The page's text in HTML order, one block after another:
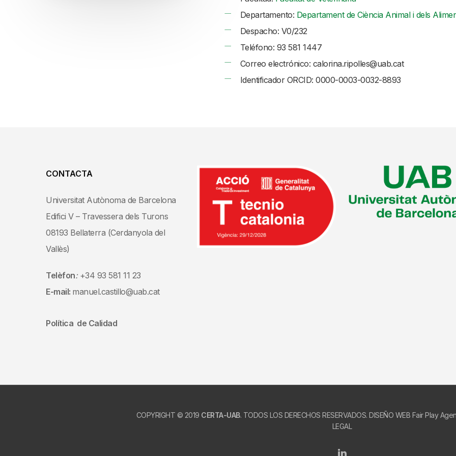
Departamento: Departament de Ciència Animal i dels
Despacho: V0/232
Teléfono: 93 581 1447
Correo electrónico: calorina.ripolles@uab.cat
Identificador ORCID: 0000-0003-0032-8893
CONTACTA
Universitat Autònoma de Barcelona
Edifici V – Travessera dels Turons
08193 Bellaterra (Cerdanyola del
Vallès)
Telèfon:+34 93 581 11 23
E-mail: manuel.castillo@uab.cat
Política de Calidad
COPYRIGHT © 2019 CERTA-UAB. TODOS LOS DERECHOS RESERVADOS. DISEÑO WEB Fair Play
LEGAL
Linkedin